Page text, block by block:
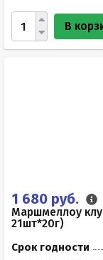
В
1 680 руб.
Маршмеллоу
21шт*20г)
Срок годности